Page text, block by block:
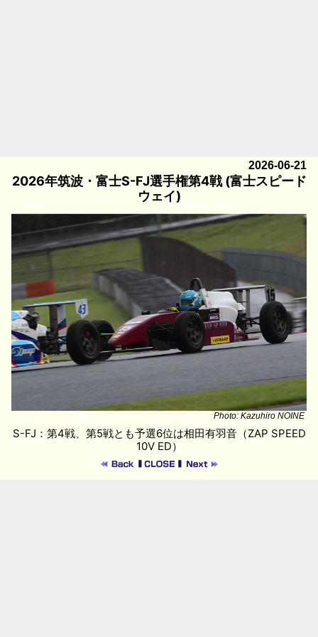
2026-06-21
2026年筑波・富士S-FJ選手権第4戦 (富士スピード
ウェイ)
Photo: Kazuhiro NOINE
S-FJ：第4戦、第5戦とも予選6位は相田有羽音（ZAP SPEED
10V ED）